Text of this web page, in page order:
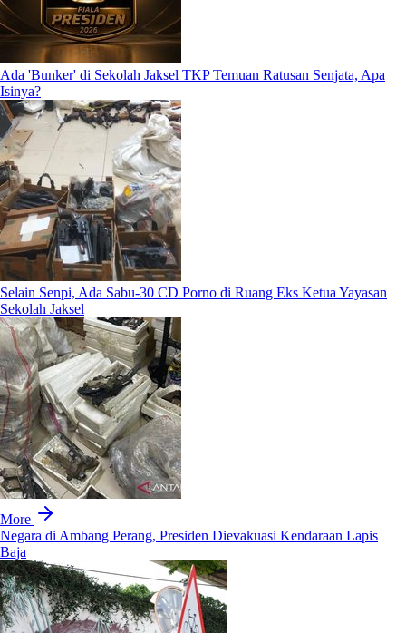
Ada 'Bunker' di Sekolah Jaksel TKP Temuan Ratusan Senjata, Apa
Isinya?
Selain Senpi, Ada Sabu-30 CD Porno di Ruang Eks Ketua Yayasan
Sekolah Jaksel
More
Negara di Ambang Perang, Presiden Dievakuasi Kendaraan Lapis
Baja